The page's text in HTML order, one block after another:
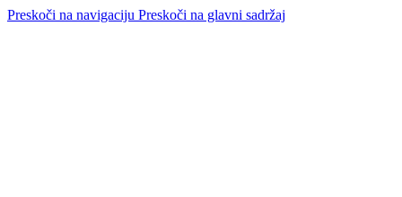
Preskoči na navigaciju Preskoči na glavni sadržaj